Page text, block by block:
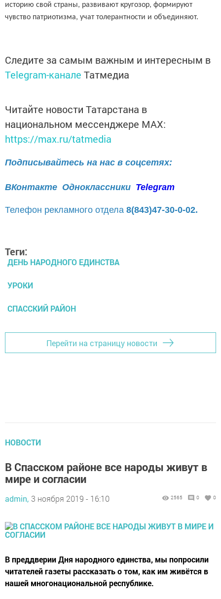
историю свой страны, развивают кругозор, формируют
чувство патриотизма, учат толерантности и объединяют.
Следите за самым важным и интересным в
Telegram-канале Татмедиа
Читайте новости Татарстана в
национальном мессенджере MАХ:
https://max.ru/tatmedia
Подписывайтесь на нас в соцсетях:
ВКонтакте Одноклассники Telegram
Телефон рекламного отдела 8(843)47-30-0-02.
Теги:
ДЕНЬ НАРОДНОГО ЕДИНСТВА
УРОКИ
СПАССКИЙ РАЙОН
Перейти на страницу новости
НОВОСТИ
В Спасском районе все народы живут в
мире и согласии
admin, 3 ноября 2019 - 16:10 2565 0 0
В преддверии Дня народного единства, мы попросили
читателей газеты рассказать о том, как им живётся в
нашей многонациональной республике.